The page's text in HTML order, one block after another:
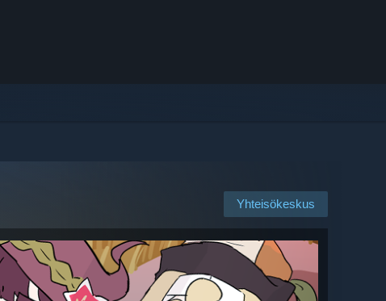
Yhteisökeskus